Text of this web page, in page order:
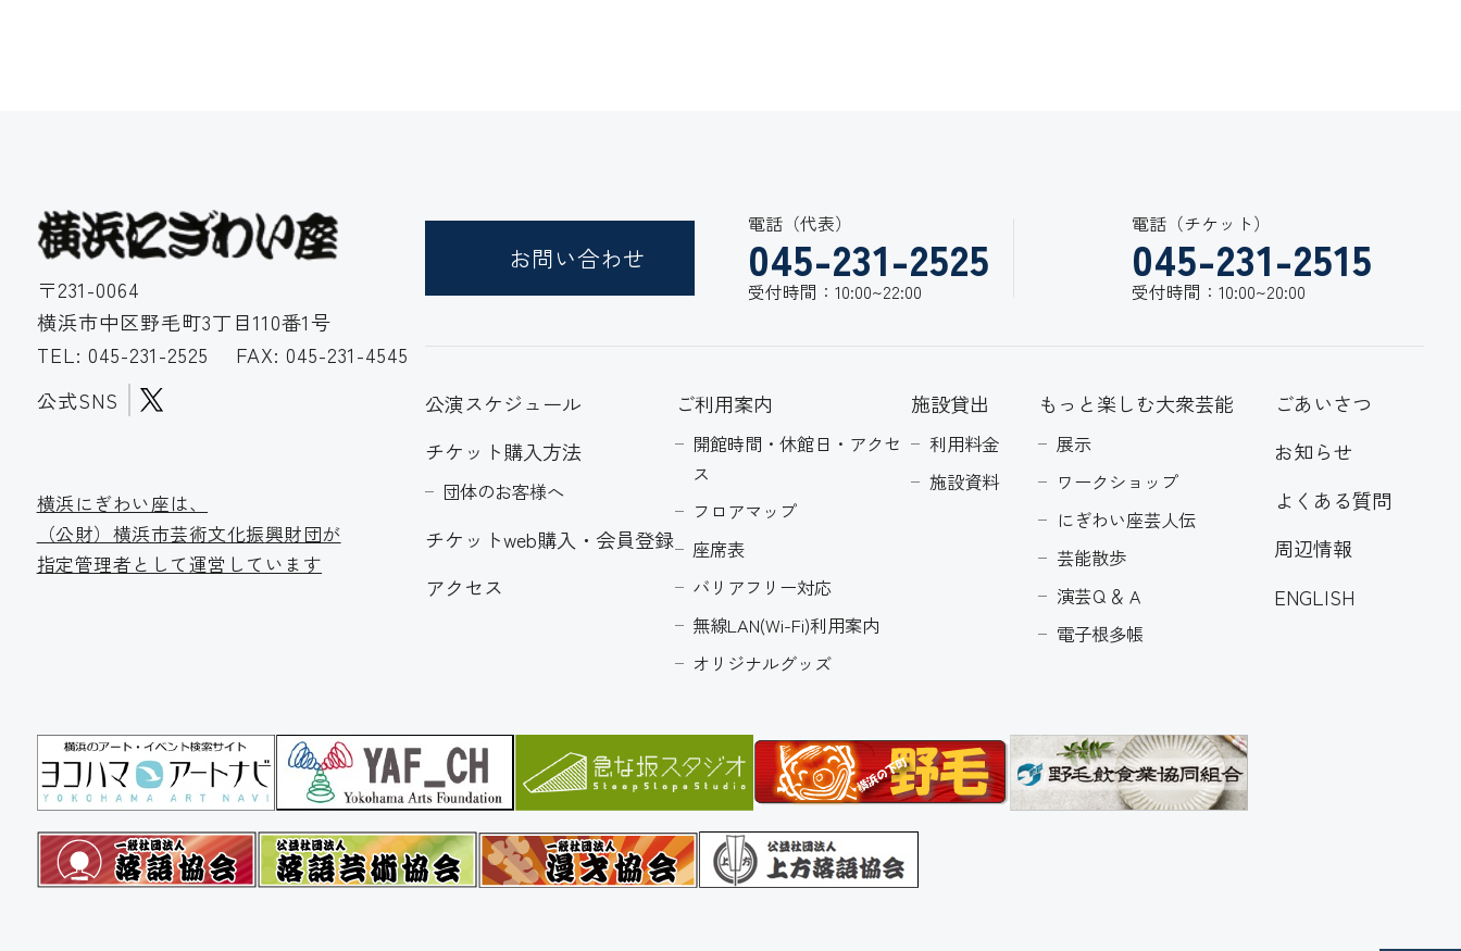
〒231-0064
横浜市中区野毛町3丁目110番1号
TEL: 045-231-2525
FAX: 045-231-4545
公式SNS
お問い合わせ
電話（代表）
045-231-2525
受付時間：10:00~22:00
電話（チケット）
045-231-2515
受付時間：10:00~20:00
横浜にぎわい座は、
（公財）横浜市芸術文化振興財団が
指定管理者として運営しています
公演スケジュール
チケット購入方法
団体のお客様へ
チケットweb購入・会員登録
アクセス
ご利用案内
開館時間・休館日・アクセ
ス
フロアマップ
座席表
バリアフリー対応
無線LAN(Wi-Fi)利用案内
オリジナルグッズ
施設貸出
利用料金
施設資料
もっと楽しむ大衆芸能
展示
ワークショップ
にぎわい座芸人伝
芸能散歩
演芸Ｑ＆Ａ
電子根多帳
ごあいさつ
お知らせ
よくある質問
周辺情報
ENGLISH